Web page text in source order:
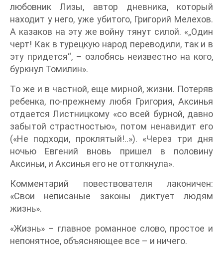
любовник Лизы, автор дневника, который
находит у него, уже убитого, Григорий Мелехов.
А казаков на эту же войну тянут силой. «„Один
черт! Как в турецкую народ переводили, так и в
эту придется“, – озлобясь неизвестно на кого,
буркнул Томилин».
То же и в частной, еще мирной, жизни. Потеряв
ребенка, по-прежнему любя Григория, Аксинья
отдается Листницкому «со всей бурной, давно
забытой страстностью», потом ненавидит его
(«Не подходи, проклятый!..»). «Через три дня
ночью Евгений вновь пришел в половину
Аксиньи, и Аксинья его не оттолкнула».
Комментарий повествователя лаконичен:
«Свои неписаные законы диктует людям
жизнь».
«Жизнь» – главное романное слово, простое и
непонятное, объясняющее все – и ничего.